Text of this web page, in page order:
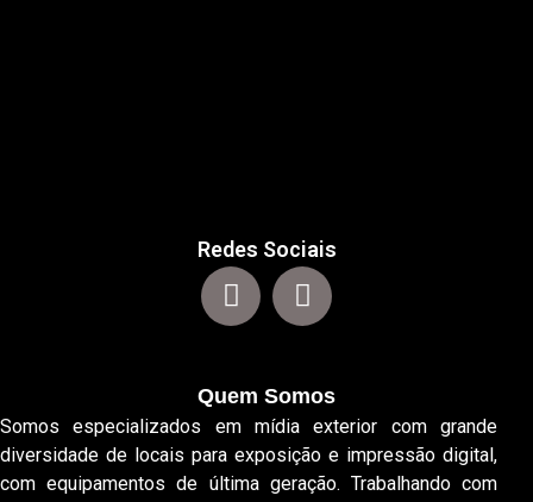
Redes Sociais
Quem Somos
Somos especializados em mídia exterior com grande
diversidade de locais para exposição e impressão digital,
com equipamentos de última geração. Trabalhando com